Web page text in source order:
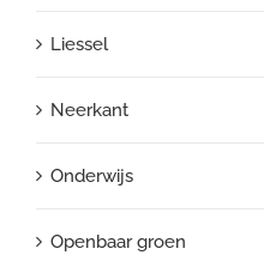
Liessel
Neerkant
Onderwijs
Openbaar groen